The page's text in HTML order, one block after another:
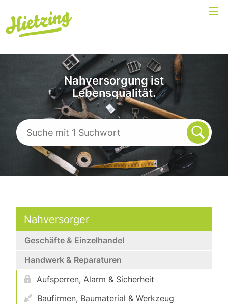
Nahversorgung ist
Lebensqualität.
Nahversorger
Geschäfte & Einzelhandel
Handwerk & Reparaturen
Aufsperren, Alarm & Sicherheit
Baufirmen, Baumaterial & Werkzeug